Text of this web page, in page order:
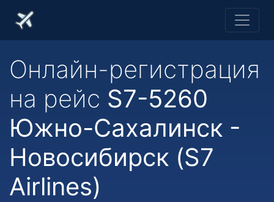
Онлайн-регистрация
на рейс S7-5260
Южно-Сахалинск -
Новосибирск (S7
Airlines)